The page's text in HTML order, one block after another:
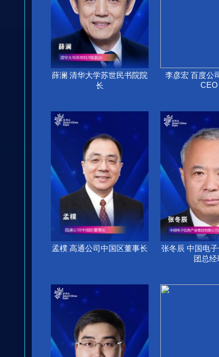
薛澜 清华大学苏世民书院院
长
李彦宏 百度公
CEO
孟樸 高通公司中国区董事长
张冬辰 中国电
团总经